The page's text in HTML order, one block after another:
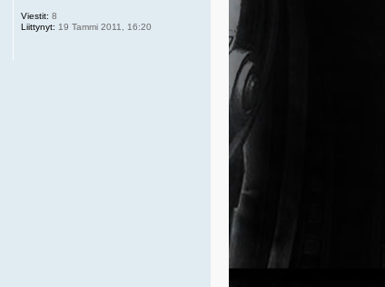
Viestit: 8
Liittynyt: 19 Tammi 2011, 16:20